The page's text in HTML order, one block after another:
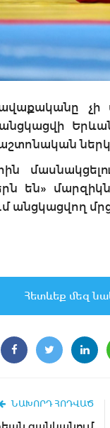
են»
անցկացվող
Հետևեք մեզ
ՆԱԽՈՐԴ ՀՈԴՎԱԾ